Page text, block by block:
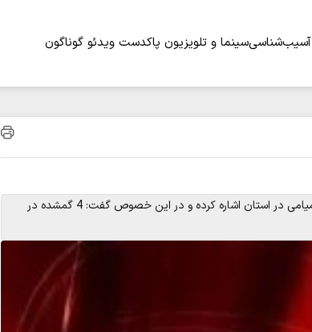
آسیب‌شناسیسینما و تلویزیون پاکدست ویدئو گوناگون
معاون امدادونجات جمعیت هلال‌احمر استان سمنان به یافتن گمشده‌های ارتفاعات میامی در استان اشاره کرده و در این خصوص گفت: 4 گمشده در